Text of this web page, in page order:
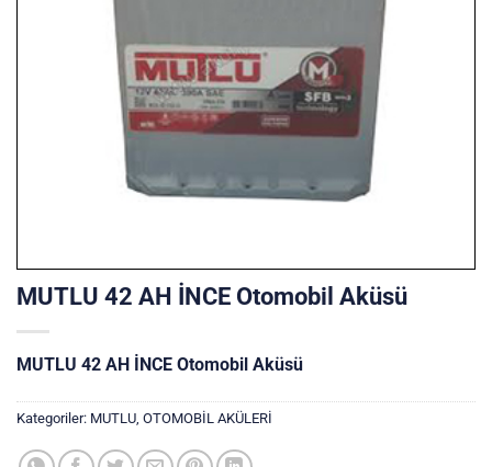
MUTLU 42 AH İNCE Otomobil Aküsü
MUTLU 42 AH İNCE Otomobil Aküsü
Kategoriler: MUTLU OTOMOBİL AKÜLERİ